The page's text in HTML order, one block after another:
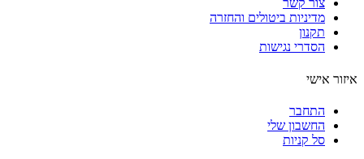
צור קשר
מדיניות ביטולים והחזרה
תקנון
הסדרי נגישות
אישי
התחבר
החשבון שלי
סל קניות